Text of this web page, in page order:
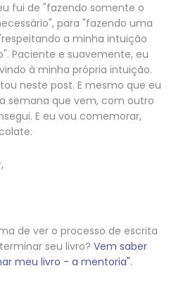
fui de "fazendo somente o
para "fazendo uma
a minha intuição
Paciente e suavemente, eu
à minha própria intuição.
neste post. E mesmo que eu
semana que vem, com outro
E eu vou comemorar,
de ver o processo de escrita
seu livro? Vem saber
meu livro - a mentoria".